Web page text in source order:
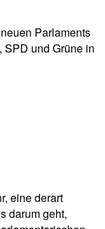
Parlaments
SPD und Grüne in
eine derart
darum geht,